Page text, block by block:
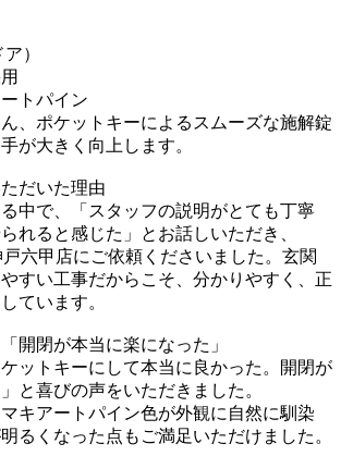
）
トパイン
、ポケットキーによるスムーズな施解錠
が大きく向上します。
だいた理由
中で、「スタッフの説明がとても丁寧
れると感じた」とお話しいただき、
六甲店にご依頼くださいました。玄関
すい工事だからこそ、分かりやすく、正
ています。
開閉が本当に楽になった」
ットキーにして本当に良かった。開閉が
と喜びの声をいただきました。
キアートパイン色が外観に自然に馴染
るくなった点もご満足いただけました。